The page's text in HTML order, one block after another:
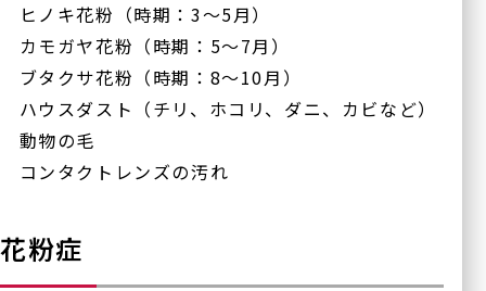
ハナテンミライ眼科
〒538-0044
大阪府大阪市鶴見区放出東
3丁目22-24
ヴェルデ放出駅前 3F
ヒノキ花粉（時期：3～5月）
カモガヤ花粉（時期：5～7月）
ブタクサ花粉（時期：8～10月）
ハウスダスト（チリ、ホコリ、ダニ、カビなど）
動物の毛
コンタクトレンズの汚れ
花粉症